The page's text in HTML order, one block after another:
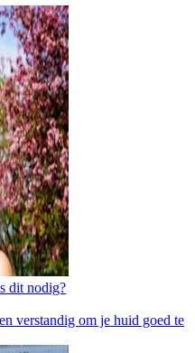
dit nodig?
verstandig om je huid goed te